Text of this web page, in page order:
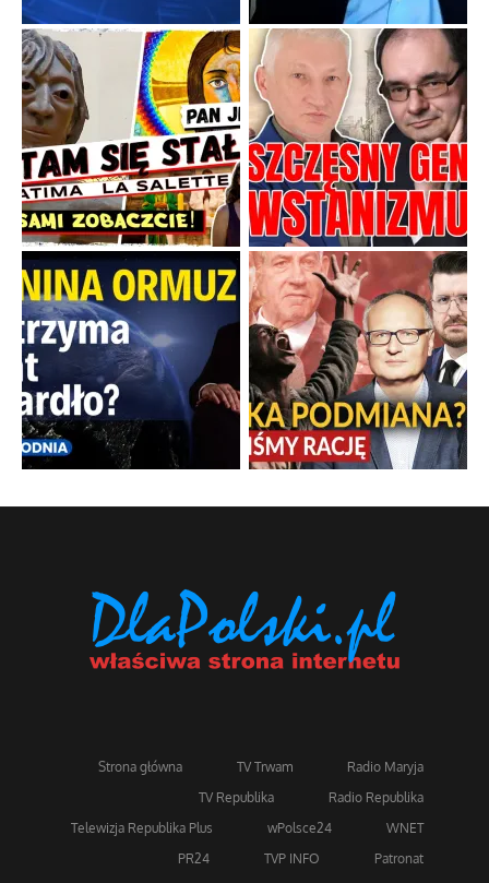
Boskie przestrogi na trudne czasy. Maryjna alternatywa dla
cyfrowego świata
Święte orędzia w cieniu smartfonów....
Popularne